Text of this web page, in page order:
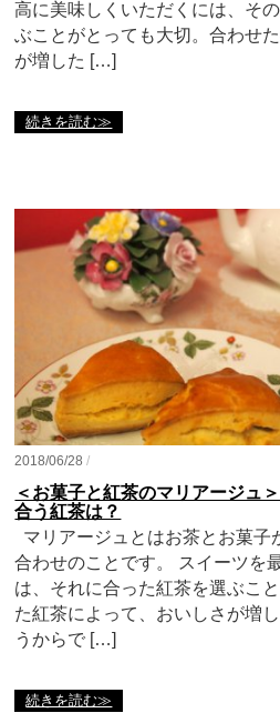
高に美味しくいただくには、そ
ぶことがとっても大切。合わせ
が増した […]
続きを読む≫
2018/06/28/
＜お菓子と紅茶のマリアージュ
合う紅茶は？
マリアージュとはお茶とお菓子
合わせのことです。 スイーツを
は、それに合った紅茶を選ぶこ
た紅茶によって、おいしさが増
うからで […]
続きを読む≫